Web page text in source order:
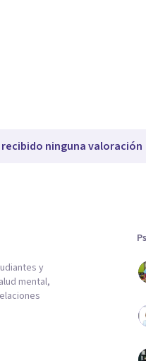
ninguna valoración
y
mental,